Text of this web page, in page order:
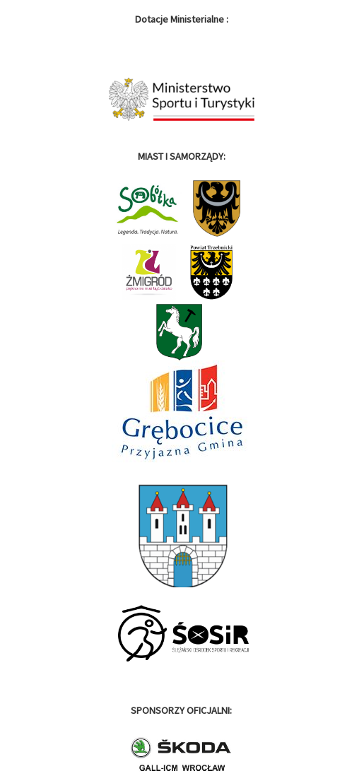
Dotacje Ministerialne :
MIAST I SAMORZĄDY:
SPONSORZY OFICJALNI: